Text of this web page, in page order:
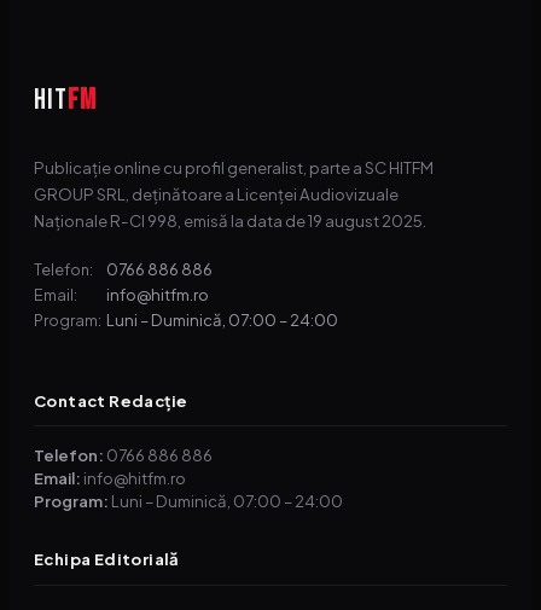
HIT FM
Publicație online cu profil generalist, parte a SC HITFM
GROUP SRL, deținătoare a Licenței Audiovizuale
Naționale R-CI 998, emisă la data de 19 august 2025.
Telefon: 0766 886 886
Email: info@hitfm.ro
Program: Luni – Duminică, 07:00 – 24:00
Contact Redacție
Telefon: 0766 886 886
Email: info@hitfm.ro
Program: Luni – Duminică, 07:00 – 24:00
Echipa Editorială